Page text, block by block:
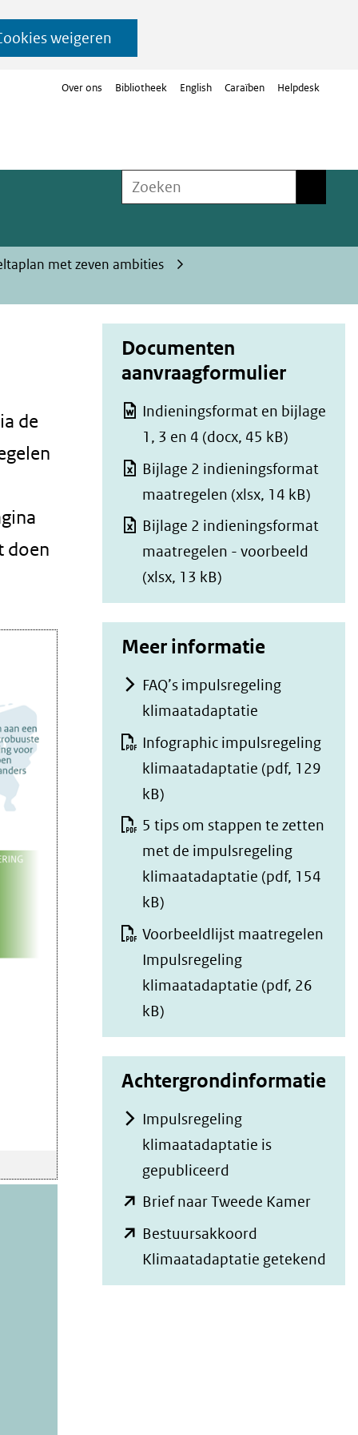
weigeren
Over ons Bibliotheek English Caraïben Helpdesk
Zoeken
met zeven ambities
de
doen
Documenten
aanvraagformulier
Indieningsformat en bijlage
1, 3 en 4 (docx, 45 kB)
Bijlage 2 indieningsformat
maatregelen (xlsx, 14 kB)
Bijlage 2 indieningsformat
maatregelen - voorbeeld
(xlsx, 13 kB)
Meer informatie
FAQ’s impulsregeling
klimaatadaptatie
Infographic impulsregeling
klimaatadaptatie (pdf, 129
kB)
5 tips om stappen te zetten
met de impulsregeling
klimaatadaptatie (pdf, 154
kB)
Voorbeeldlijst maatregelen
Impulsregeling
klimaatadaptatie (pdf, 26
kB)
Achtergrondinformatie
Impulsregeling
klimaatadaptatie is
gepubliceerd
Brief naar Tweede Kamer(opent
nieuw
Bestuursakkoord
Klimaatadaptatie getekend
in